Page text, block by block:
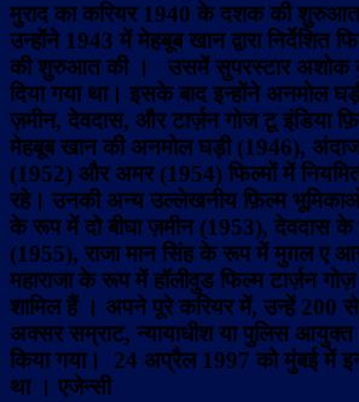
मुराद का करियर 1940 के दशक की
उन्होंने 1943 में मेहबूब खान द्वारा निर्देशित
की शुरुआत की । उसमें सुपरस्टार अशोक
दिया गया था। इसके बाद इन्होंने अनमोल
ज़मीन, देवदास, और टार्ज़न गोज टू इंडिया
मेहबूब खान की अनमोल घड़ी (1946),
(1952) और अमर (1954) फिल्मों में
रहे। उनकी अन्य उल्लेखनीय फ़िल्म
के रूप में दो बीघा ज़मीन (1953), देवदास
(1955), राजा मान सिंह के रूप में मुग़ल ए
महाराजा के रूप में हॉलीवुड फिल्म टार्ज़न
शामिल हैं । अपने पूरे करियर में, उन्हें 200
अक्सर सम्राट, न्यायाधीश या पुलिस
किया गया। 24 अप्रैल 1997 को मुंबई में
था । एजेन्सी